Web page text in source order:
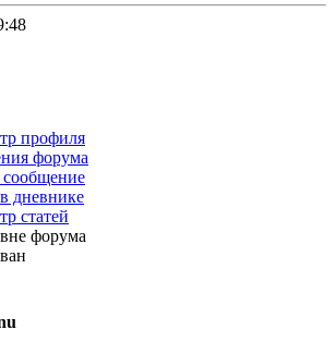
профиля
форума
дневнике
статей